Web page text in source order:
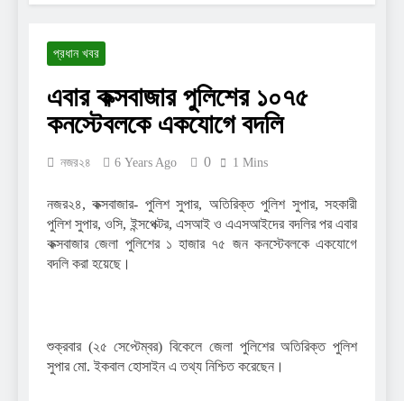
প্রধান খবর
এবার কক্সবাজার পুলিশের ১০৭৫
কনস্টেবলকে একযোগে বদলি
নজর২৪ 6 Years Ago 0 1 Mins
নজর২৪, কক্সবাজার- পুলিশ সুপার, অতিরিক্ত পুলিশ সুপার, সহকারী
পুলিশ সুপার, ওসি, ইন্সপেক্টর, এসআই ও এএসআইদের বদলির পর এবার
কক্সবাজার জেলা পুলিশের ১ হাজার ৭৫ জন কনস্টেবলকে একযোগে
বদলি করা হয়েছে।
শুক্রবার (২৫ সেপ্টেম্বর) বিকেলে জেলা পুলিশের অতিরিক্ত পুলিশ
সুপার মো. ইকবাল হোসাইন এ তথ্য নিশ্চিত করেছেন।